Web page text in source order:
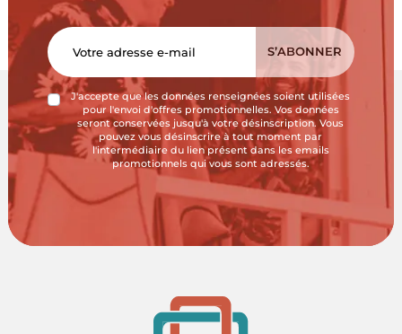
J'accepte que les données renseignées soient utilisées
pour l'envoi d'offres promotionnelles. Vos données
seront conservées jusqu'à votre désinscription. Vous
pouvez vous désinscrire à tout moment par
l'intermédiaire du lien présent dans les emails
promotionnels qui vous sont adressés.